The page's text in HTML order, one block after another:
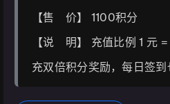
【售 价】 1100积分
【说 明】 充值比例 1 元
充双倍积分奖励，每日签到